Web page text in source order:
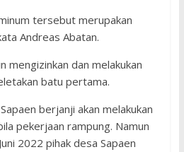
tersebut merupakan
Andreas Abatan.
mengizinkan dan melakukan
batu pertama.
berjanji akan melakukan
pekerjaan rampung. Namun
2022 pihak desa Sapaen